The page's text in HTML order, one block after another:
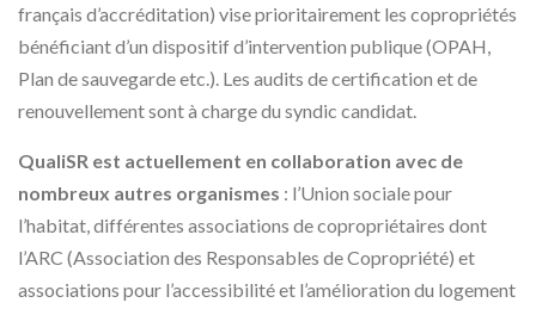
français d’accréditation) vise prioritairement les copropriétés
bénéficiant d’un dispositif d’intervention publique (OPAH,
Plan de sauvegarde etc.). Les audits de certification et de
renouvellement sont à charge du syndic candidat.
QualiSR est actuellement en collaboration avec de
nombreux autres organismes : l’Union sociale pour
l’habitat, différentes associations de copropriétaires dont
l’ARC (Association des Responsables de Copropriété) et
associations pour l’accessibilité et l’amélioration du logement